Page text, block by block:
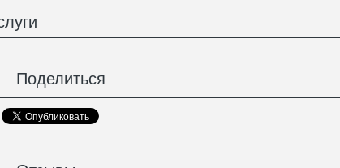
Поделиться